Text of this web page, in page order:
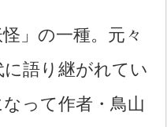
」の一種。元々
語り継がれてい
って作者・鳥山